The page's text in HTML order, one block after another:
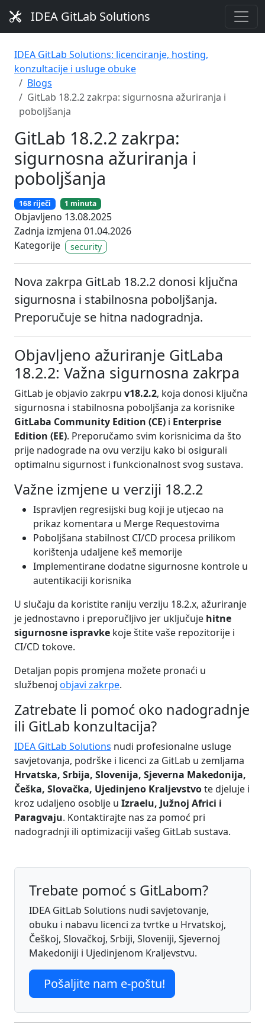
IDEA GitLab Solutions
IDEA GitLab Solutions: licenciranje, hosting,
konzultacije i usluge obuke
Blogs
GitLab 18.2.2 zakrpa: sigurnosna ažuriranja i
poboljšanja
GitLab 18.2.2 zakrpa:
sigurnosna ažuriranja i
poboljšanja
168 riječi 1 minuta
Objavljeno 13.08.2025
Zadnja izmjena 01.04.2026
Kategorije
security
Nova zakrpa GitLab 18.2.2 donosi ključna
sigurnosna i stabilnosna poboljšanja.
Preporučuje se hitna nadogradnja.
Objavljeno ažuriranje GitLaba
18.2.2: Važna sigurnosna zakrpa
GitLab je objavio zakrpu v18.2.2, koja donosi ključna
sigurnosna i stabilnosna poboljšanja za korisnike
GitLaba Community Edition (CE) i Enterprise
Edition (EE). Preporučamo svim korisnicima da što
prije nadograde na ovu verziju kako bi osigurali
optimalnu sigurnost i funkcionalnost svog sustava.
Važne izmjene u verziji 18.2.2
Ispravljen regresijski bug koji je utjecao na
prikaz komentara u Merge Requestovima
Poboljšana stabilnost CI/CD procesa prilikom
korištenja udaljene keš memorije
Implementirane dodatne sigurnosne kontrole u
autentikaciji korisnika
U slučaju da koristite raniju verziju 18.2.x, ažuriranje
je jednostavno i preporučljivo jer uključuje hitne
sigurnosne ispravke koje štite vaše repozitorije i
CI/CD tokove.
Detaljan popis promjena možete pronaći u
službenoj objavi zakrpe.
Zatrebate li pomoć oko nadogradnje
ili GitLab konzultacija?
IDEA GitLab Solutions nudi profesionalne usluge
savjetovanja, podrške i licenci za GitLab u zemljama
Hrvatska, Srbija, Slovenija, Sjeverna Makedonija,
Češka, Slovačka, Ujedinjeno Kraljevstvote djeluje i
kroz udaljeno osoblje u Izraelu, Južnoj Africi i
Paragvaju. Kontaktirajte nas za pomoć pri
nadogradnji ili optimizaciji vašeg GitLab sustava.
Trebate pomoć s GitLabom?
IDEA GitLab Solutions nudi savjetovanje,
obuku i nabavu licenci za tvrtke u Hrvatskoj,
Češkoj, Slovačkoj, Srbiji, Sloveniji, Sjevernoj
Makedoniji i Ujedinjenom Kraljevstvu.
Pošaljite nam e-poštu!